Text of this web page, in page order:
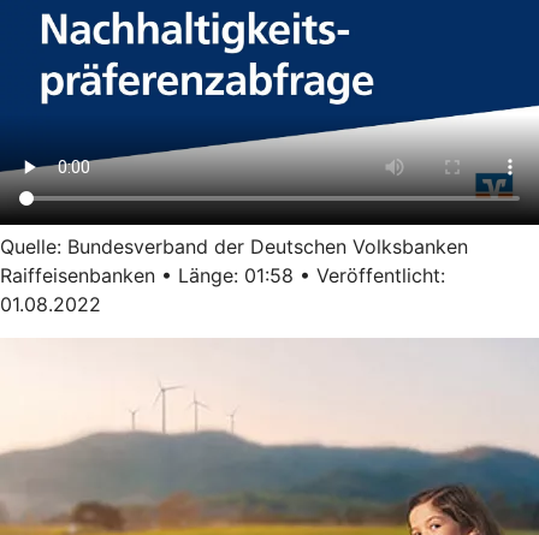
Quelle: Bundesverband der Deutschen Volksbanken
Raiffeisenbanken • Länge: 01:58 • Veröffentlicht:
01.08.2022